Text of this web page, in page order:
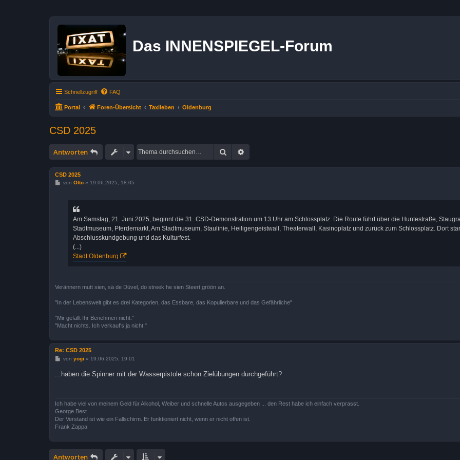
Das INNENSPIEGEL-Forum
Schnellzugriff FAQ
Portal Foren-Übersicht Taxileben Oldenburg
CSD 2025
Antworten Suche
CSD 2025
Bvon Otto» 19.06.2025, 18:05
Am Samstag, 21. Juni 2025, beginnt die 31. CSD-Demonstration um 13 Uhr am Schlossplatz. Die Route führt über die Huntestraße,
Stadtmuseum, Pferdemarkt, Am Stadtmuseum, Staulinie, Heiligengeistwall, Theaterwall, Kasinoplatz und zurück zum Schlossplatz. Dort
Abschlusskundgebung und das Kulturfest.
(...)
Stadt Oldenburg
Verännern mutt sien, sä de Düvel, do streek he sien Steert gröön an.
"In der Lebenswelt gibt es drei Kategorien, das Essbare, das Kopulierbare und das Gefährliche"
"Mir gefällt Ihr Benehmen nicht."
"Macht nichts. Ich verkauf's ja nicht."
Re: CSD 2025
B
i
t
von yogi » 19.06.2025, 19:01
...haben die Spinner mit der Wasserpistole schon Zielübungen durchgeführt?
Ich habe viel von meinem Geld für Alkohol, Weiber und schnelle Autos ausgegeben ... den Rest habe ich einfach verprasst.
George Best
Der Verstand ist wie ein Fallschirm. Er funktioniert nicht, wenn er nicht offen ist.
Frank Zappa
Antworten